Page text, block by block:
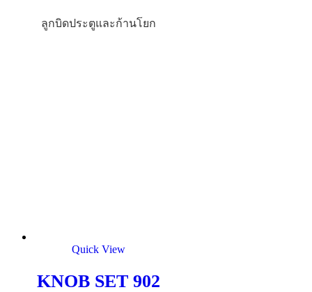
ลูกบิดประตูและก้านโยก
Quick View
KNOB SET 902